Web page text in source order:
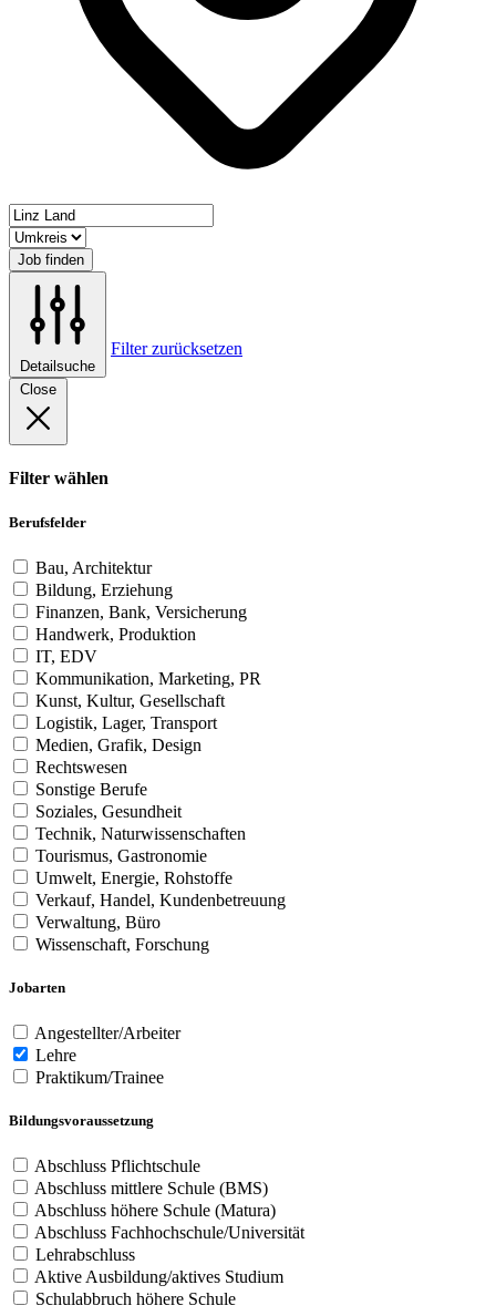
Job finden
Detailsuche
Filter zurücksetzen
Close
Filter wählen
Berufsfelder
Bau, Architektur
Bildung, Erziehung
Finanzen, Bank, Versicherung
Handwerk, Produktion
IT, EDV
Kommunikation, Marketing, PR
Kunst, Kultur, Gesellschaft
Logistik, Lager, Transport
Medien, Grafik, Design
Rechtswesen
Sonstige Berufe
Soziales, Gesundheit
Technik, Naturwissenschaften
Tourismus, Gastronomie
Umwelt, Energie, Rohstoffe
Verkauf, Handel, Kundenbetreuung
Verwaltung, Büro
Wissenschaft, Forschung
Jobarten
Angestellter/Arbeiter
Lehre
Praktikum/Trainee
Bildungsvoraussetzung
Abschluss Pflichtschule
Abschluss mittlere Schule (BMS)
Abschluss höhere Schule (Matura)
Abschluss Fachhochschule/Universität
Lehrabschluss
Aktive Ausbildung/aktives Studium
Schulabbruch höhere Schule